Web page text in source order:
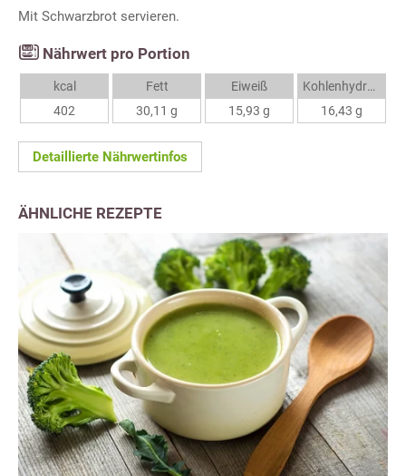
Mit Schwarzbrot servieren.
Nährwert pro Portion
kcal
402
Fett
30,11 g
Eiweiß
15,93 g
Kohlenhydrate
16,43 g
Detaillierte Nährwertinfos
ÄHNLICHE REZEPTE